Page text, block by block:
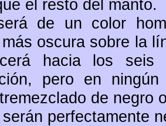
el resto del manto.
de un color
oscura sobre la
hacia los
pero en
de negro
perfectamente